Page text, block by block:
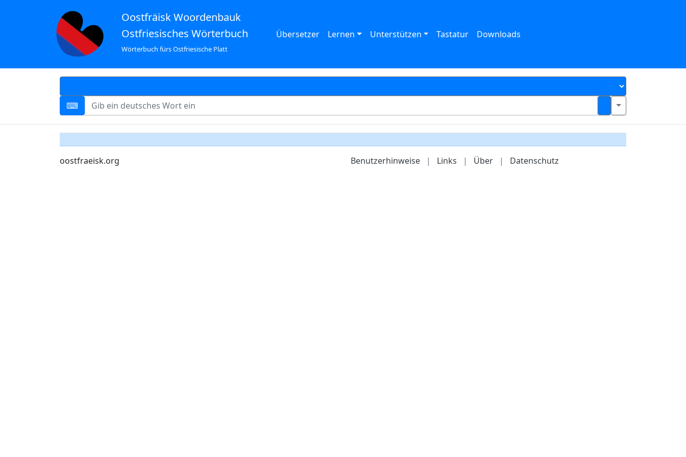
Oostfräisk Woordenbauk
Ostfriesisches Wörterbuch
Wörterbuch fürs Ostfriesische Platt
Übersetzer Lernen Unterstützen Tastatur Downloads
oostfraeisk.org Benutzerhinweise | Links | Über | Datenschutz